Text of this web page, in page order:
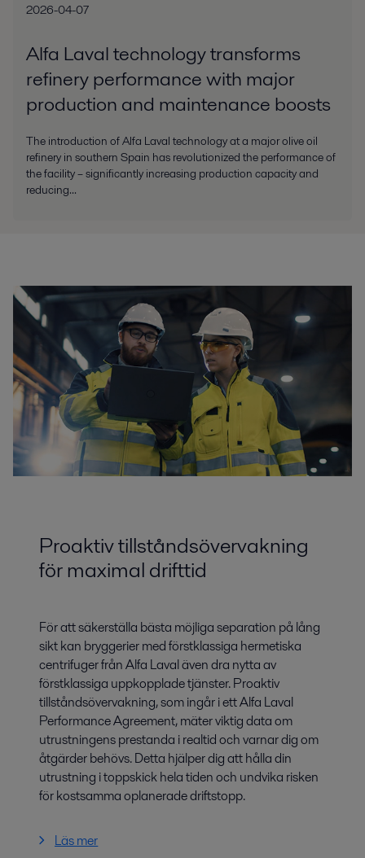
2026-04-07
Alfa Laval technology transforms
refinery performance with major
production and maintenance boosts
The introduction of Alfa Laval technology at a major olive oil
refinery in southern Spain has revolutionized the performance of
the facility – significantly increasing production capacity and
reducing...
Proaktiv tillståndsövervakning
för maximal drifttid
För att säkerställa bästa möjliga separation på lång
sikt kan bryggerier med förstklassiga hermetiska
centrifuger från Alfa Laval även dra nytta av
förstklassiga uppkopplade tjänster. Proaktiv
tillståndsövervakning, som ingår i ett Alfa Laval
Performance Agreement, mäter viktig data om
utrustningens prestanda i realtid och varnar dig om
åtgärder behövs. Detta hjälper dig att hålla din
utrustning i toppskick hela tiden och undvika risken
för kostsamma oplanerade driftstopp.
Läs mer